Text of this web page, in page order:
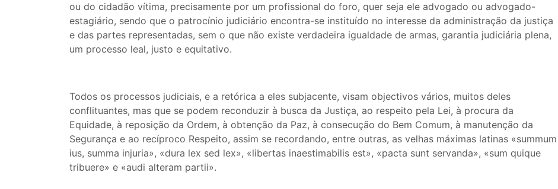
ou do cidadão vítima, precisamente por um profissional do foro, quer seja ele advogado ou advogado-
estagiário, sendo que o patrocínio judiciário encontra-se instituído no interesse da administração da justiça
e das partes representadas, sem o que não existe verdadeira igualdade de armas, garantia judiciária plena,
um processo leal, justo e equitativo.
Todos os processos judiciais, e a retórica a eles subjacente, visam objectivos vários, muitos deles
conflituantes, mas que se podem reconduzir à busca da Justiça, ao respeito pela Lei, à procura da
Equidade, à reposição da Ordem, à obtenção da Paz, à consecução do Bem Comum, à manutenção da
Segurança e ao recíproco Respeito, assim se recordando, entre outras, as velhas máximas latinas «summum
ius, summa injuria», «dura lex sed lex», «libertas inaestimabilis est», «pacta sunt servanda», «sum quique
tribuere» e «audi alteram partii».